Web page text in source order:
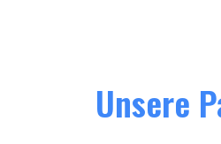
Unsere